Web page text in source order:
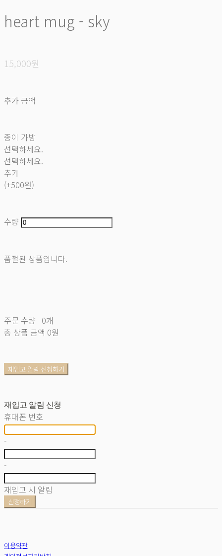
heart mug - sky
15,000원
추가 금액
종이 가방
선택하세요.
선택하세요.
추가
(+500원)
수량
품절된 상품입니다.
주문 수량 0개
총 상품 금액 0원
재입고 알림 신청하기
재입고 알림 신청
휴대폰 번호
-
-
재입고 시 알림
신청하기
이용약관